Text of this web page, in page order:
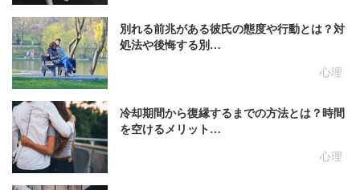
心理
別れる前兆がある彼氏の態度や行動とは？対
処法や後悔する別…
心理
冷却期間から復縁するまでの方法とは？時間
を空けるメリット…